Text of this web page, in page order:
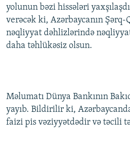
İNFOQRAFIKA
KARIKATURA
AZƏRBAYCAN ƏDƏBIYYATI KITABXANASI
İSLAM VƏ DEMOKRATIYA
İZ - MƏDƏNIYYƏT PROQRAMI
MISSIYAMIZ
PEŞƏ ETIKASI VƏ JURNALISTIKA
MATERIALLARIMIZDAN ISTIFADƏ
XƏBƏR BÜLLETENLƏRIMIZ
BIZI IZLƏ
yolunun bəzi hissələri
verəcək ki, Azərbaycanın Şərq-
nəqliyyat dəhlizlərində
daha təhlükəsiz olsun.
Məlumatı Dünya Bankının
yayıb. Bildirilir ki,
faizi pis vəziyyətdədir və təcili